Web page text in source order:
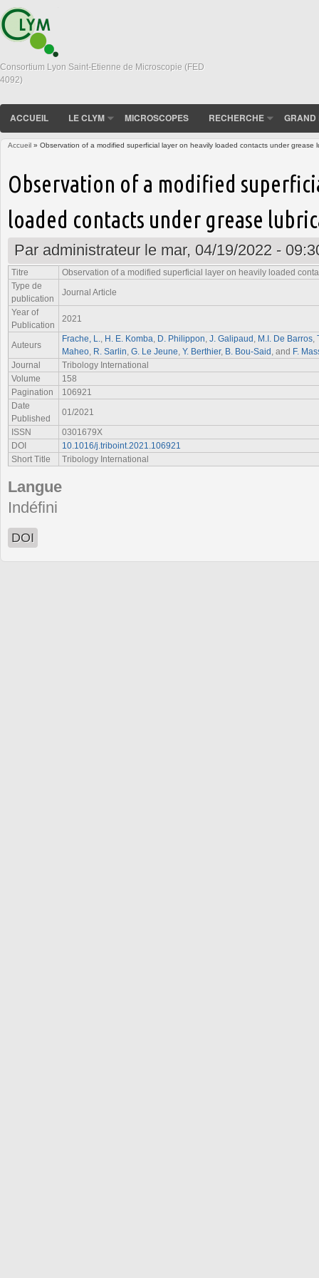
Consortium Lyon Saint-Etienne de Microscopie (FED
4092)
ACCUEIL LE CLYM MICROSCOPES RECHERCHE GRAND
Accueil » Observation of a modified superficial layer on heavily loaded contacts under grease
Observation of a modified
loaded contacts under grease
Par administrateurle mar, 04/19/2022 -
Titre
Observation of a modified superficial layer on heavily loaded
Type de
publication
Journal Article
Year of
Publication
2021
Auteurs
Frache, L. H. E. Komba D. Philippon J. Galipaud M.I. De Barros
Maheo R. Sarlin G. Le Jeune Y. Berthier, B. Bou-Said , and F.
Journal
Tribology International
Volume
158
Pagination
106921
Date
Published
01/2021
ISSN
0301679X
DOI
10.1016/j.triboint.2021.106921
Short Title
Tribology International
Langue
Indéfini
DOI